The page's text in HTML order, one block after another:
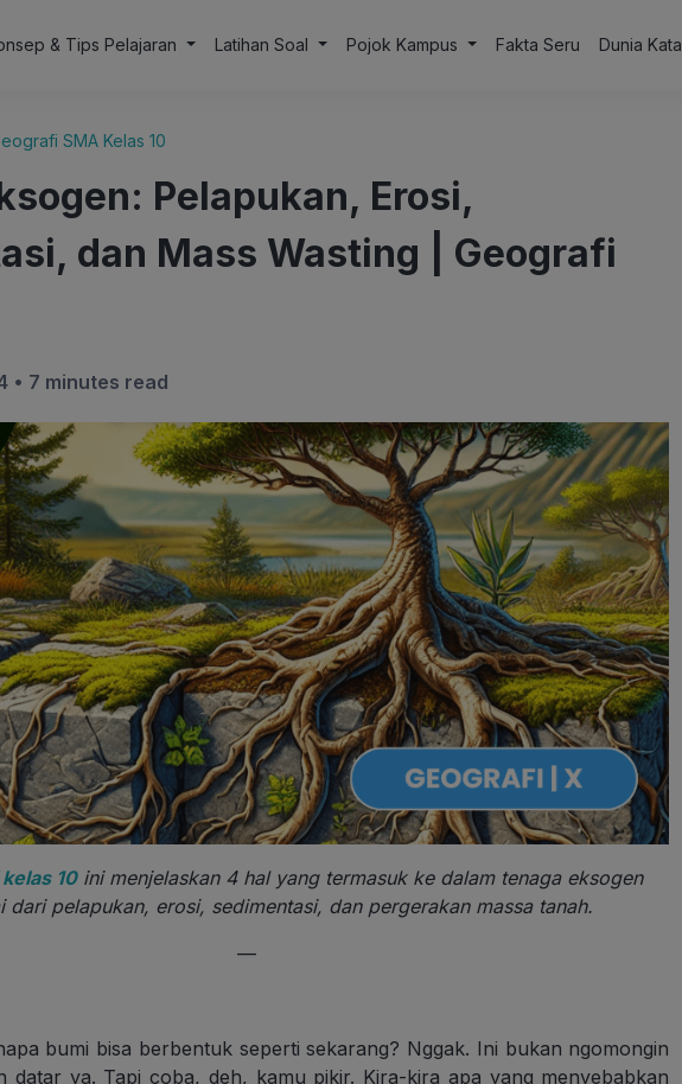
& Tips Pelajaran Latihan Soal Pojok Kampus Fakta Seru Dunia Kata
SMA Kelas 10
Pelapukan, Erosi,
dan Mass Wasting | Geografi
• 7 minutes read
10ini menjelaskan 4 hal yang termasuk ke dalam tenaga eksogen
dari pelapukan, erosi, sedimentasi, dan pergerakan massa tanah.
—
bumi bisa berbentuk seperti sekarang? Nggak. Ini bukan ngomongin
datar ya. Tapi coba, deh, kamu pikir. Kira-kira apa yang menyebabkan